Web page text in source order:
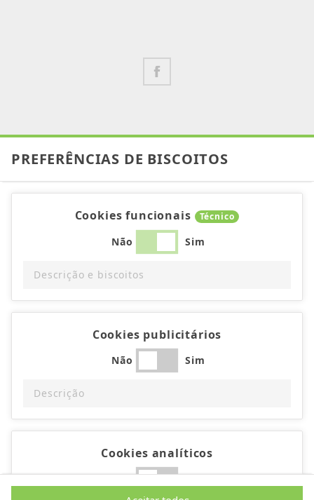
PREFERÊNCIAS DE BISCOITOS
Cookies funcionais Técnico
Não Sim
Descrição e biscoitos
Cookies publicitários
Não Sim
Descrição
Cookies analíticos
Não Sim